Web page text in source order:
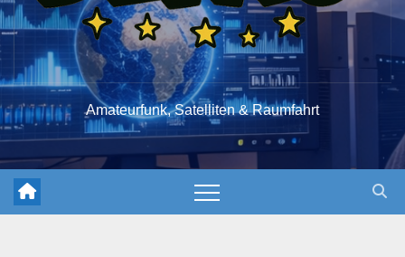
Amateurfunk, Satelliten & Raumfahrt